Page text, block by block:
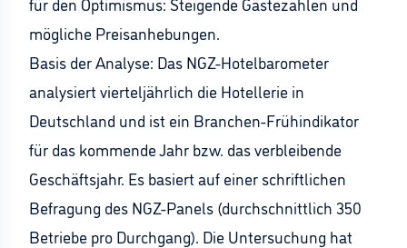
mögliche Preisanhebungen.
Basis der Analyse: Das NGZ-Hotelbarometer
analysiert vierteljährlich die Hotellerie in
Deutschland und ist ein Branchen-Frühindikator
für das kommende Jahr bzw. das verbleibende
Geschäftsjahr. Es basiert auf einer schriftlichen
Befragung des NGZ-Panels (durchschnittlich 350
Betriebe pro Durchgang). Die Untersuchung hat